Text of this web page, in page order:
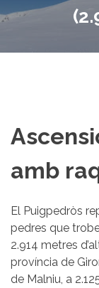
n
amb
El Puigpedròs
pedres que
2.914 metres
província de
de Malniu, a